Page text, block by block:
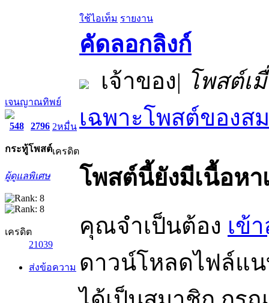
ใช้ไอเท็ม รายงาน
เจนญาณทิพย์
548
กระทู้
2796
โพสต์
2หมื่น
เครดิต
ผู้ดูแลพิเศษ
เครดิต
21039
ส่งข้อความ
คัดลอกลิงก์
เจ้าของ| โพสต์เ
เฉพาะโพสต์ของส
โพสต์นี้ยังมีเนื้อหา
คุณจำเป็นต้อง เข้
ดาวน์โหลดไฟล์แ